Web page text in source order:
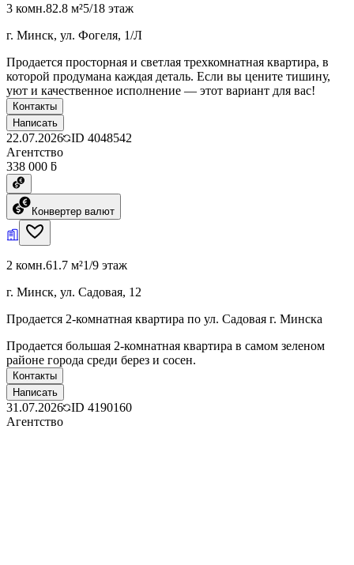
3 комн.82.8 м²5/18 этаж
г. Минск, ул. Фогеля, 1/Л
Продается просторная и светлая трехкомнатная квартира, в
которой продумана каждая деталь. Если вы цените тишину,
уют и качественное исполнение — этот вариант для вас!
Контакты
Написать
22.07.2026 ID 4048542
Агентство
338 000 ƃ
Конвертер валют
2 комн.61.7 м²1/9 этаж
г. Минск, ул. Садовая, 12
Продается 2-комнатная квартира по ул. Садовая г. Минска
Продается большая 2-комнатная квартира в самом зеленом
районе города среди берез и сосен.
Контакты
Написать
31.07.2026 ID 4190160
Агентство